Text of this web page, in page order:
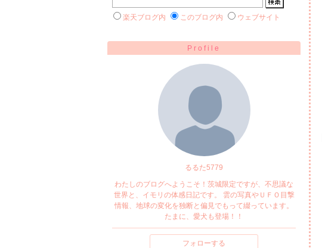
楽天ブログ内 このブログ内 ウェブサイト
Profile
るるた5779
わたしのブログへようこそ！茨城限定ですが、不思議な
世界と、イモリの体感日記です。 雲の写真やＵＦＯ目撃
情報、地球の変化を独断と偏見でもって綴っています。
たまに、愛犬も登場！！
フォローする